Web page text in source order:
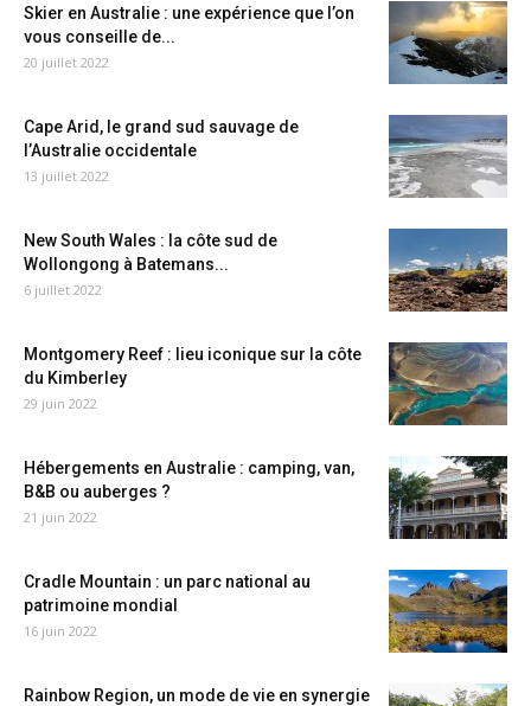
Skier en Australie : une expérience que l’on
vous conseille de...
20 juillet 2022
Cape Arid, le grand sud sauvage de
l’Australie occidentale
13 juillet 2022
New South Wales : la côte sud de
Wollongong à Batemans...
6 juillet 2022
Montgomery Reef : lieu iconique sur la côte
du Kimberley
29 juin 2022
Hébergements en Australie : camping, van,
B&B ou auberges ?
21 juin 2022
Cradle Mountain : un parc national au
patrimoine mondial
16 juin 2022
Rainbow Region, un mode de vie en synergie